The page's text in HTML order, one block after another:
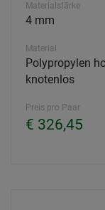
Materialstärke
4 mm
Material
Polypropylen
knotenlos
Preis pro Paar
€ 326,45